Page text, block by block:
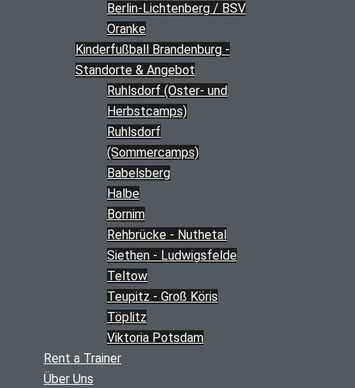
Berlin-Lichtenberg / BSV
Oranke
Kinderfußball Brandenburg -
Standorte & Angebot
Ruhlsdorf (Oster- und
Herbstcamps)
Ruhlsdorf
(Sommercamps)
Babelsberg
Halbe
Bornim
Rehbrücke - Nuthetal
Siethen - Ludwigsfelde
Teltow
Teupitz - Groß Köris
Töplitz
Viktoria Potsdam
Rent a Trainer
Über Uns